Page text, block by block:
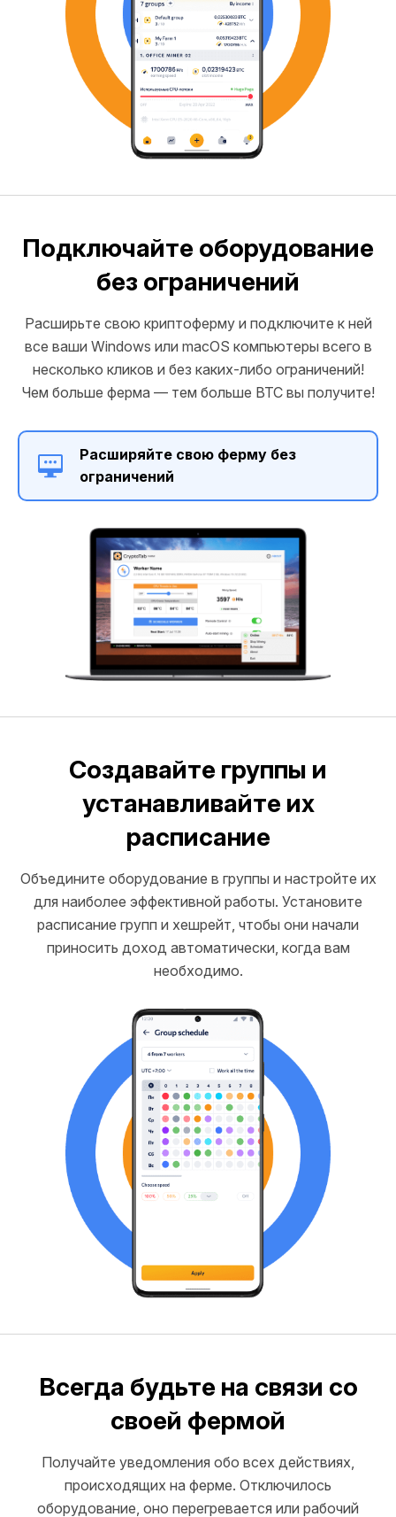
Подключайте оборудование
без ограничений
Расширьте свою криптоферму и подключите к ней
все ваши Windows или macOS компьютеры всего в
несколько кликов и без каких-либо ограничений!
Чем больше ферма — тем больше BTC вы получите!
Расширяйте свою ферму без
ограничений
Создавайте группы и
устанавливайте их
расписание
Объедините оборудование в группы и настройте их
для наиболее эффективной работы. Установите
расписание групп и хешрейт, чтобы они начали
приносить доход автоматически, когда вам
необходимо.
Всегда будьте на связи со
своей фермой
Получайте уведомления обо всех действиях,
происходящих на ферме. Отключилось
оборудование, оно перегревается или рабочий